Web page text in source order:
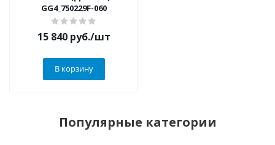
GG4_750229F-060
15 840 руб./шт
В корзину
Популярные категории